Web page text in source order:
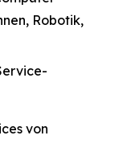
Robotik,
von